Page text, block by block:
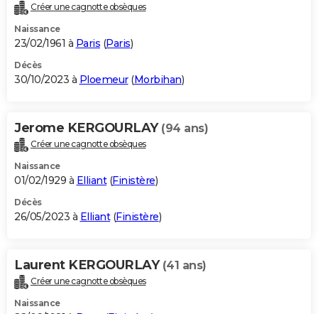
Créer une cagnotte obsèques
Naissance
23/02/1961 à Paris (Paris)
Décès
30/10/2023 à Ploemeur(Morbihan)
Jerome KERGOURLAY (94 ans)
Créer une cagnotte obsèques
Naissance
01/02/1929 à Elliant(Finistère)
Décès
26/05/2023 à Elliant(Finistère)
Laurent KERGOURLAY (41 ans)
Créer une cagnotte obsèques
Naissance